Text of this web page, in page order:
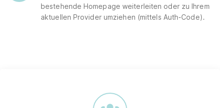
bestehende Homepage weiterleiten oder zu Ihrem
aktuellen Provider umziehen (mittels Auth-Code).